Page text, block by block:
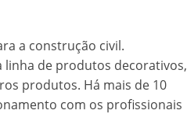
a construção civil.
de produtos decorativos,
produtos. Há mais de 10
com os profissionais